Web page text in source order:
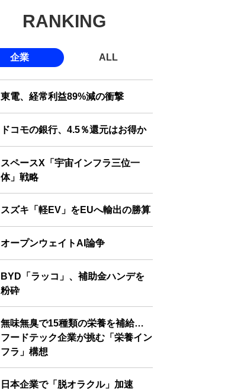
RANKING
企業 ALL
東電、経常利益89%減の衝撃
ドコモの銀行、4.5％還元はお得か
スペースX「宇宙インフラ三位一
体」戦略
スズキ「軽EV」をEUへ輸出の勝算
オープンウェイトAI論争
BYD「ラッコ」、補助金ハンデを
粉砕
無味無臭で15種類の栄養を補給…
フードテック企業が挑む「栄養イン
フラ」構想
日本企業で「脱オラクル」加速